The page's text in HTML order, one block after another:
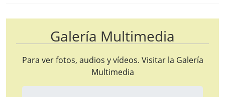
Galería Multimedia
Para ver fotos, audios y vídeos. Visitar la Galería
Multimedia